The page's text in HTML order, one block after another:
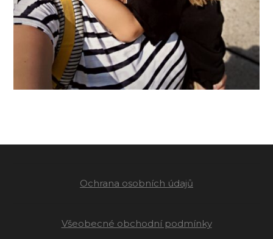
Ochrana osobních údajů
Všeobecné obchodní podmínky